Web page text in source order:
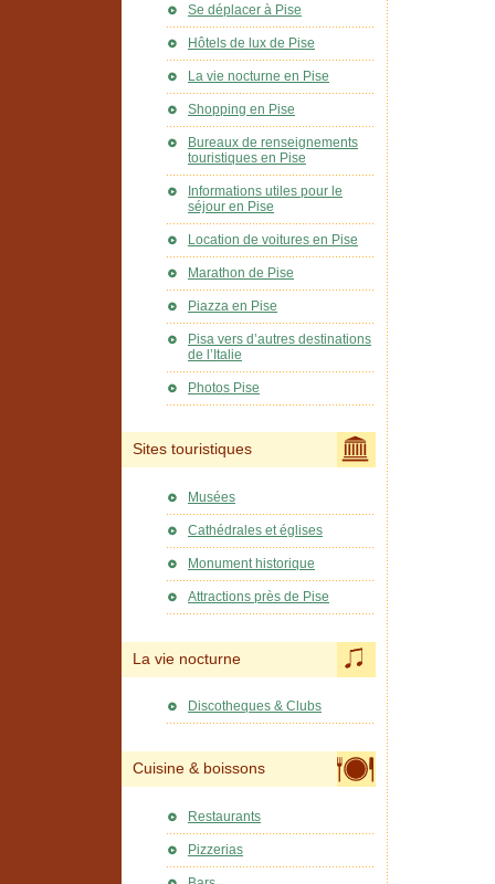
Se déplacer à Pise
Hôtels de lux de Pise
La vie nocturne en Pise
Shopping en Pise
Bureaux de renseignements
touristiques en Pise
Informations utiles pour le
séjour en Pise
Location de voitures en Pise
Marathon de Pise
Piazza en Pise
Pisa vers d’autres destinations
de l’Italie
Photos Pise
Sites touristiques
Musées
Cathédrales et églises
Monument historique
Attractions près de Pise
La vie nocturne
Discotheques & Clubs
Cuisine & boissons
Restaurants
Pizzerias